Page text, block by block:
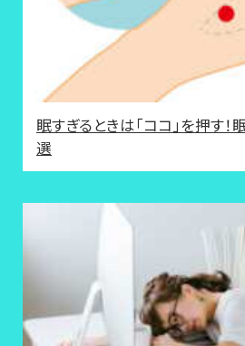
眠すぎるときは「ココ」を押す
選